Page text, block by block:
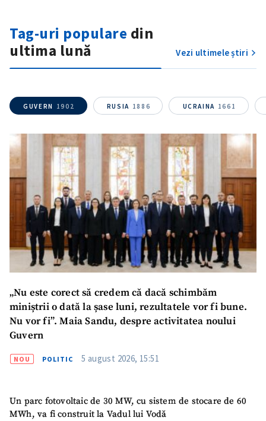
Tag-uri populare din
ultima lună
Vezi ultimele știri
GUVERN 1902 RUSIA 1886 UCRAINA 1661
„Nu este corect să credem că dacă schimbăm
miniștrii o dată la șase luni, rezultatele vor fi bune.
Nu vor fi”. Maia Sandu, despre activitatea noului
Guvern
NOU POLITIC 5 august 2026, 15:51
Un parc fotovoltaic de 30 MW, cu sistem de stocare de 60
MWh, va fi construit la Vadul lui Vodă
ȘTIREA MEA
Fotografie
+ Încarcă imagine
Link media+ Link media
Mesajul știrei
+ Mesajul știrei
CONTACT SURSĂ
Sursă anonimă
Nume+ Numele meu
Email+ Emailul meu
Telefon
+ Telefon personal
acord cupolitica de
confidențialitate.